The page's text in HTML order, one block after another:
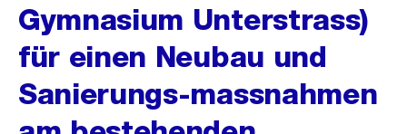
Gymnasium Unterstrass)
für einen Neubau und
Sanierungs-massnahmen